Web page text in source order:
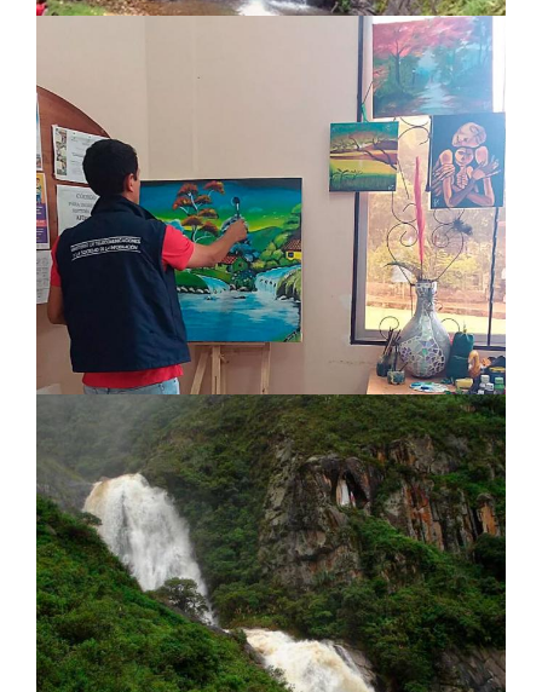
Infocentro
Arte y Cultura
La Chorrera en Espíndola
Turismo